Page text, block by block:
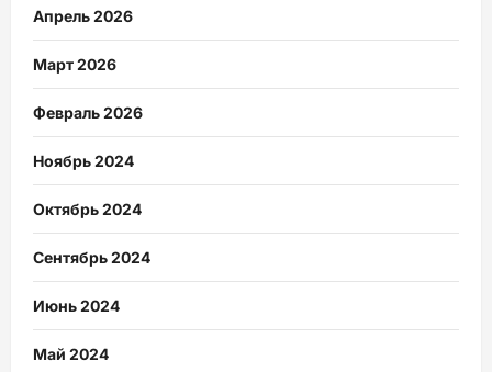
Апрель 2026
Март 2026
Февраль 2026
Ноябрь 2024
Октябрь 2024
Сентябрь 2024
Июнь 2024
Май 2024